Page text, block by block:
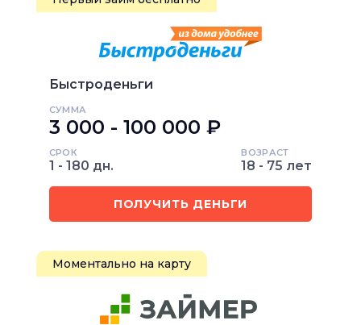
Быстроденьги
СУММА
3 000 - 100 000 ₽
СРОК
1 - 180 дн.
ВОЗРАСТ
18 - 75 лет
ПОЛУЧИТЬ ДЕНЬГИ
Моментально на карту